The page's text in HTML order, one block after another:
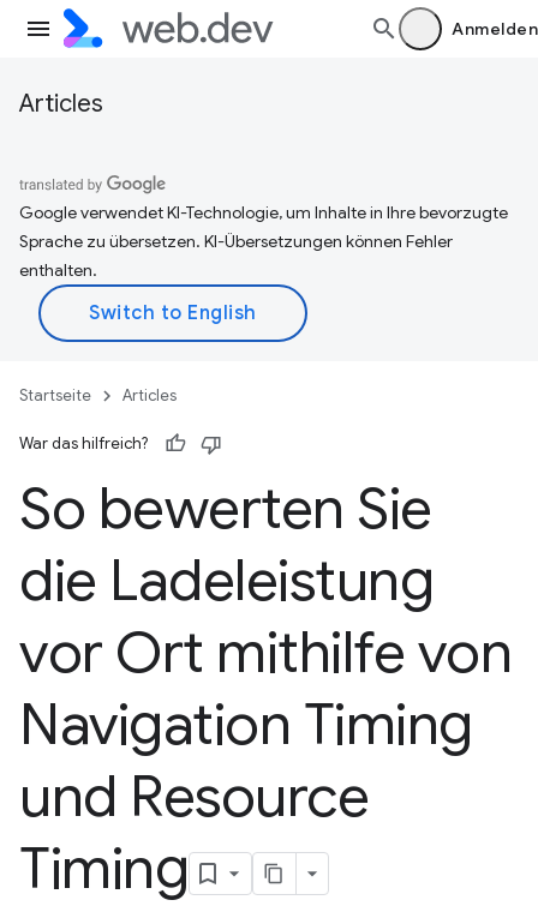
Anmelden
Articles
Google verwendet KI-Technologie, um Inhalte in Ihre bevorzugte
Sprache zu übersetzen. KI-Übersetzungen können Fehler
enthalten.
Startseite Articles
War das hilfreich?
So bewerten Sie
die Ladeleistung
vor Ort mithilfe von
Navigation Timing
und Resource
Timing